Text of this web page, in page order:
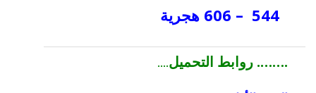
.……. روابط التحميل….